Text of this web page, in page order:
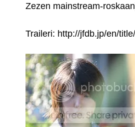
Zezen mainstream-
Traileri: http://jfdb.jp/en/